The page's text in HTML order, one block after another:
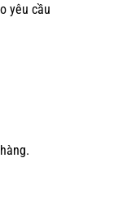
yêu cầu